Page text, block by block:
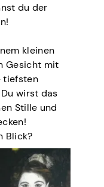
du der
kleinen
Gesicht mit
tiefsten
wirst das
Stille und
Blick?